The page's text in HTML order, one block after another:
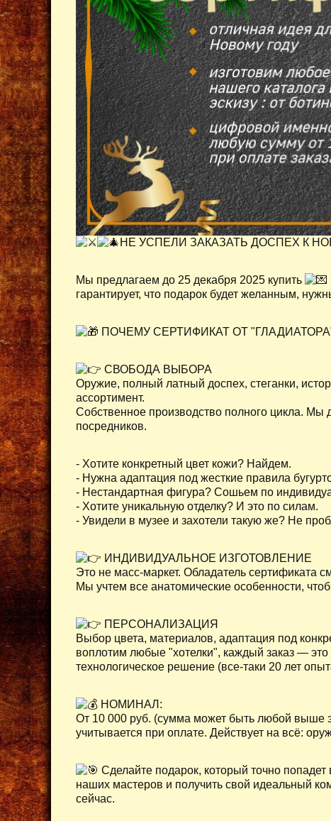
НЕ УСПЕЛИ ЗАКАЗАТЬ ДОСПЕХ К
Мы предлагаем до 25 декабря 2025 купить
гарантирует, что подарок будет желанным,
ПОЧЕМУ СЕРТИФИКАТ ОТ
СВОБОДА ВЫБОРА
Оружие, полный латный доспех, стеганки,
ассортимент.
Собственное производство полного цикла.
посредников.
- Хотите конкретный цвет кожи? Найдем.
- Нужна адаптация под жесткие правила
- Нестандартная фигура? Сошьем по
- Хотите уникальную отделку? И это по силам.
- Увидели в музее и захотели такую же? Не
ИНДИВИДУАЛЬНОЕ ИЗГОТОВЛЕНИЕ
Это не масс-маркет. Обладатель сертификата
Мы учтем все анатомические особенности,
ПЕРСОНАЛИЗАЦИЯ
Выбор цвета, материалов, адаптация под
воплотим любые "хотелки", каждый заказ —
технологическое решение (все-таки 20 лет
НОМИНАЛ:
От 10 000 руб. (сумма может быть любой выше
учитывается при оплате. Действует на всё:
Сделайте подарок, который точно
наших мастеров и получить свой идеальный
сейчас.